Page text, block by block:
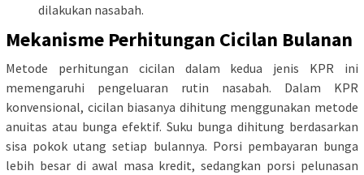
dilakukan nasabah.
Mekanisme Perhitungan Cicilan Bulanan
Metode perhitungan cicilan dalam kedua jenis KPR ini
memengaruhi pengeluaran rutin nasabah. Dalam KPR
konvensional, cicilan biasanya dihitung menggunakan metode
anuitas atau bunga efektif. Suku bunga dihitung berdasarkan
sisa pokok utang setiap bulannya. Porsi pembayaran bunga
lebih besar di awal masa kredit, sedangkan porsi pelunasan